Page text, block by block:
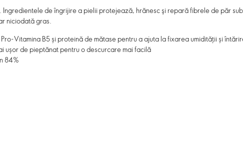
Ingredientele de îngrijire a pielii protejează, hrănesc şi repară fibrele de păr
niciodată gras.
Vitamina B5 și proteină de mătase pentru a ajuta la fixarea umidității și
ușor de pieptănat pentru o descurcare mai facilă
84%